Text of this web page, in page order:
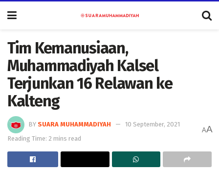
Tim Kemanusiaan,
Muhammadiyah Kalsel
Terjunkan 16 Relawan ke
Kalteng
BY SUARA MUHAMMADIYAH
10 September, 2021
Reading Time: 2 mins read
AA